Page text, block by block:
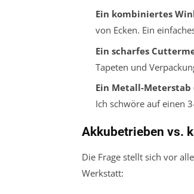
Ein kombiniertes
von Ecken. Ein
Ein scharfes
Tapeten und
Ein Metall-
Ich schwöre auf einen
Akkubetrieben vs.
Die Frage stellt sich vor
Werkstatt: